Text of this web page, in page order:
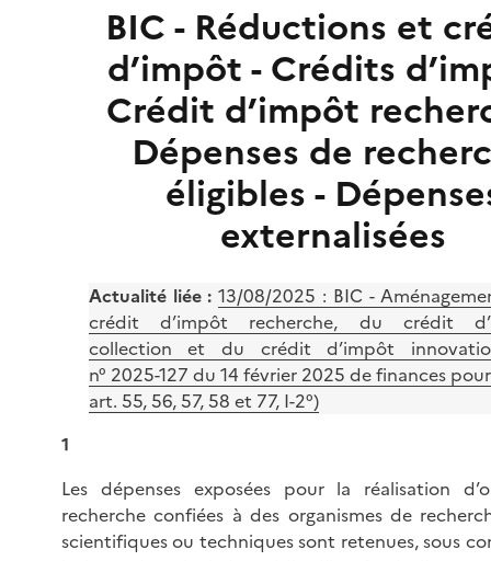
BIC - Réductions et
d’impôt - Crédits
Crédit d’impôt
Dépenses de
éligibles -
externalisées
Actualité liée :13/08/2025 : BIC -
crédit d’impôt recherche, du crédit
collection et du crédit d’impôt
n° 2025-127 du 14 février 2025 de finances
art. 55, 56, 57, 58 et 77, I-2°)
1
Les dépenses exposées pour la réalisation
recherche confiées à des organismes de
scientifiques ou techniques sont retenues, sous